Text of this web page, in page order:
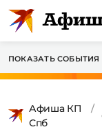
ПОКАЗАТЬ СОБЫТИЯ
Афиша КП
Спб